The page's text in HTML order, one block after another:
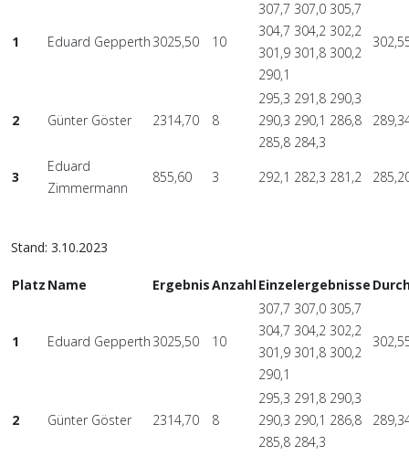
1 Eduard Gepperth 3025,50 10
307,7 307,0 305,7
304,7 304,2 302,2
301,9 301,8 300,2
290,1
2 Günter Göster 2314,70 8
295,3 291,8 290,3
290,3 290,1 286,8
285,8 284,3
3
Eduard
Zimmermann
855,60 3 292,1 282,3 281,2
Stand: 3.10.2023
Platz Name ErgebnisAnzahlEinzelergebnisse
1 Eduard Gepperth 3025,50 10
307,7 307,0 305,7
304,7 304,2 302,2
301,9 301,8 300,2
290,1
2 Günter Göster 2314,70 8
295,3 291,8 290,3
290,3 290,1 286,8
285,8 284,3